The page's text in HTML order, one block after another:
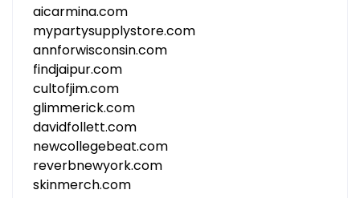
aicarmina.com
mypartysupplystore.com
annforwisconsin.com
findjaipur.com
cultofjim.com
glimmerick.com
davidfollett.com
newcollegebeat.com
reverbnewyork.com
skinmerch.com